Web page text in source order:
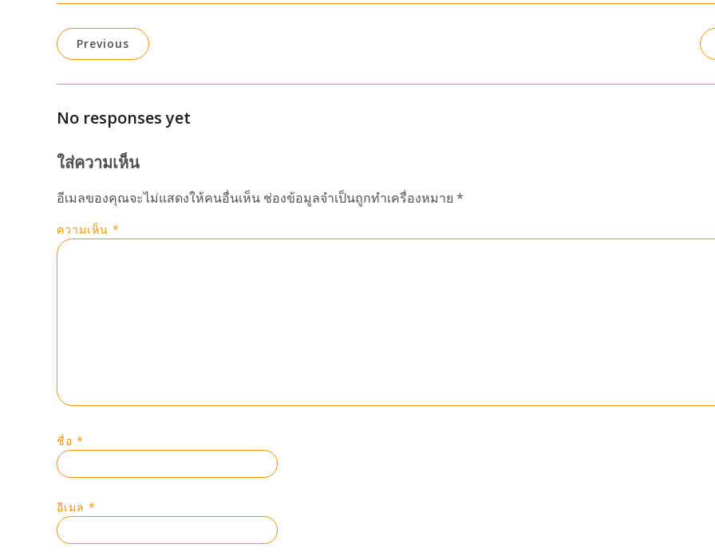
Previous
No responses yet
ใส่ความเห็น
อีเมลของคุณจะไม่แสดงให้คนอื่นเห็น ช่องข้อมูลจำเป็นถูกทำเครื่องหมาย *
ความเห็น *
ชื่อ *
อีเมล *